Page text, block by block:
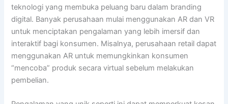
teknologi yang membuka peluang baru dalam branding
digital. Banyak perusahaan mulai menggunakan AR dan VR
untuk menciptakan pengalaman yang lebih imersif dan
interaktif bagi konsumen. Misalnya, perusahaan retail dapat
menggunakan AR untuk memungkinkan konsumen
“mencoba” produk secara virtual sebelum melakukan
pembelian.